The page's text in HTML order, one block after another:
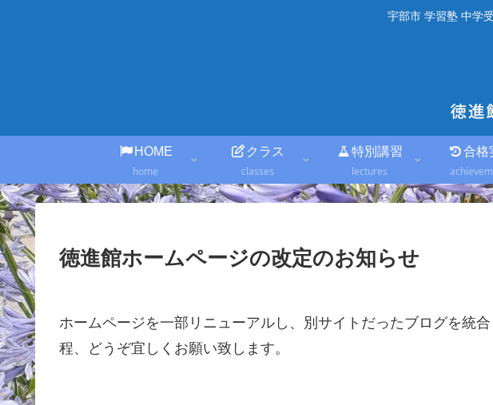
宇部市 学習塾 中学
HOME
home
クラス
classes
特別講習
lectures
合格
徳進館ホームページの改定のお知らせ
ホームページを一部リニューアルし、別サイトだったブログを統
程、どうぞ宜しくお願い致します。